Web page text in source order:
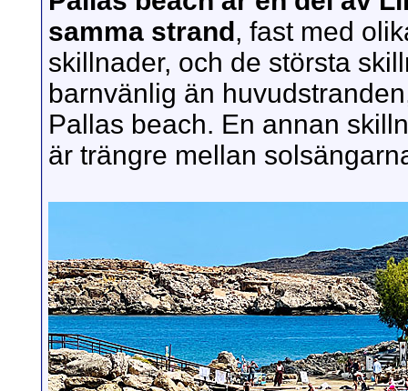
samma strand , fast med
skillnader, och de största
barnvänlig än
Pallas beach. En annan
är trängre mellan